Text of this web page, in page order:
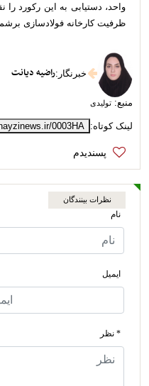
واحد، دستیابی به این رکورد را
ظرفیت کارخانه فولادسازی
خبرنگار :راضیه دیانت
منبع: تولیدی
لینک کوتاه: 0003HA
نظرات بینندگان
نام
ایمیل
* نظر